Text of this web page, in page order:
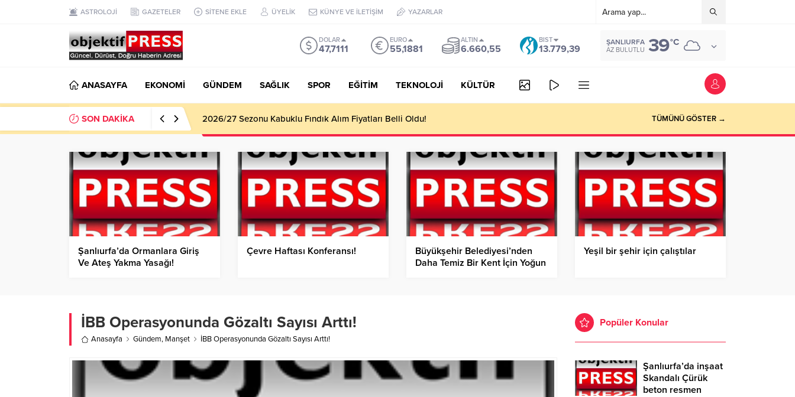
ASTROLOJİ GAZETELER SİTENE EKLE ÜYELİK KÜNYE VE İLETİŞİM YAZARLAR
DOLAR
47,7111
EURO
55,1881
ALTIN
6.660,55
BIST
13.779,39
ŞANLIURFA
AZ BULUTLU 39°C
ANASAYFA EKONOMİ GÜNDEM SAĞLIK SPOR EĞİTİM TEKNOLOJİ KÜLTÜR
SON DAKİKA 2026/27 Sezonu Kabuklu Fındık Alım Fiyatları Belli Oldu! TÜMÜNÜ GÖSTER →
Şanlıurfa’da Ormanlara Giriş
Ve Ateş Yakma Yasağı!
Çevre Haftası Konferansı!
Büyükşehir Belediyesi’nden
Daha Temiz Bir Kent İçin Yoğun
Yeşil bir şehir için çalıştılar
İBB Operasyonunda Gözaltı Sayısı Arttı!
Anasayfa Gündem, Manşet İBB Operasyonunda Gözaltı Sayısı Arttı!
Popüler Konular
Şanlıurfa’da inşaat
Skandalı Çürük
beton resmen